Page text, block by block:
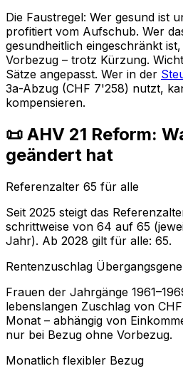
Die Faustregel: Wer gesund ist
profitiert vom Aufschub. Wer
gesundheitlich eingeschränkt
Vorbezug – trotz Kürzung.
Sätze angepasst. Wer in der
3a-Abzug (CHF 7'258) nutzt,
kompensieren.
📜 AHV 21 Reform:
geändert hat
Referenzalter 65 für alle
Seit 2025 steigt das
schrittweise von 64 auf 65
Jahr). Ab 2028 gilt für alle: 65.
Rentenzuschlag
Frauen der Jahrgänge
lebenslangen Zuschlag von
Monat – abhängig von
nur bei Bezug ohne Vorbezug.
Monatlich flexibler Bezug